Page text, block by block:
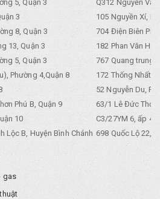
5, Quận 3
Q312 Nguyền
3
105 Nguyền Xí,
8, Quận 3
704 Điện Biên
13, Quận 3
182 Phan Văn
5, Quận 3
767 Quang trung,
Phường 4,Quận 8
172 Thống Nhất.
52 Nguyễn Du,
Phú B, Quận 9
63/1 Lê Đức Thọ,
10
C3/27YM 6, ấp 4,
Lộc B, Huyện Bình Chánh 698 Quốc Lộ 22,
gas